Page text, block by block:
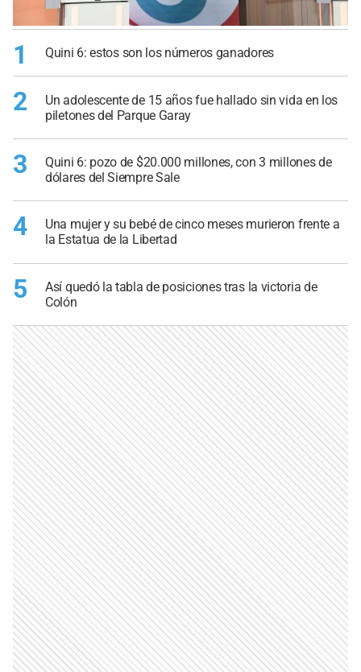
1 Quini 6: estos son los números ganadores
2
Un adolescente de 15 años fue hallado sin vida en los
piletones del Parque Garay
3
Quini 6: pozo de $20.000 millones, con 3 millones de
dólares del Siempre Sale
4
Una mujer y su bebé de cinco meses murieron frente a
la Estatua de la Libertad
5
Así quedó la tabla de posiciones tras la victoria de
Colón